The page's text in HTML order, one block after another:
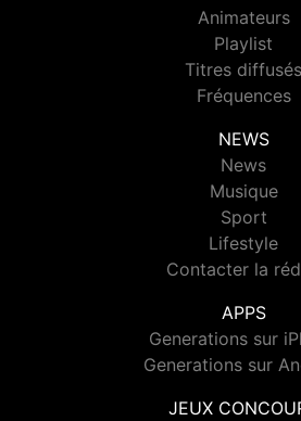
Animateurs
Playlist
Titres diffusés
Fréquences
NEWS
News
Musique
Sport
Lifestyle
Contacter la
APPS
Generations sur
Generations sur
JEUX